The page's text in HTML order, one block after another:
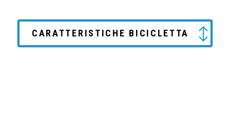
CARATTERISTICHE BICICLETTA